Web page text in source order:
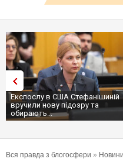
Експослу в США Стефанішиній
вручили нову підозру та
обирають...
Вся правда з блогосфери »